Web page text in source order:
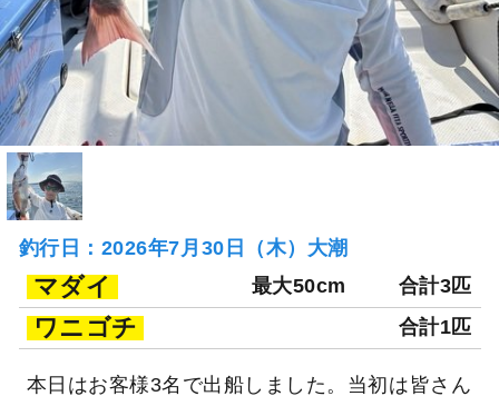
釣行日：2026年7月30日（木）大潮
マダイ 最大50cm 合計3匹
ワニゴチ 合計1匹
本日はお客様3名で出船しました。当初は皆さん